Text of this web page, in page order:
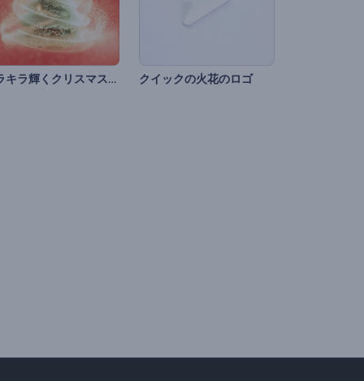
キラキラ輝くクリスマスツリーの紹介 クイックの火花のロゴ